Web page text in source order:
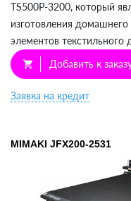
TS500P-3200, который
изготовления домашнего
элементов
shopping_cart Добавить к
Заявка на кредит
MIMAKI JFX200-2531